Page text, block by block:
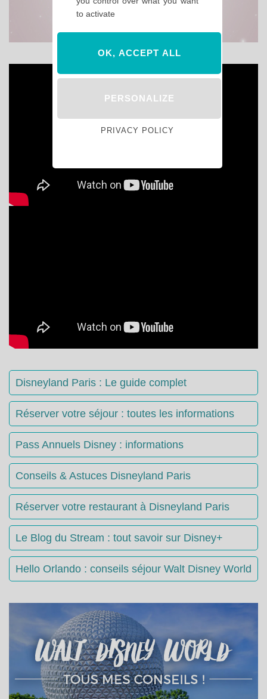
Disneyland Paris : Le guide complet
Réserver votre séjour : toutes les informations
Pass Annuels Disney : informations
Conseils & Astuces Disneyland Paris
Réserver votre restaurant à Disneyland Paris
Le Blog du Stream : tout savoir sur Disney+
Hello Orlando : conseils séjour Walt Disney World
to activate
OK, ACCEPT ALL
PERSONALIZE
PRIVACY POLICY